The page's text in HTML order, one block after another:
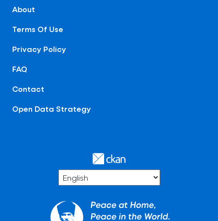
About
Terms Of Use
Privacy Policy
FAQ
Contact
Open Data Strategy